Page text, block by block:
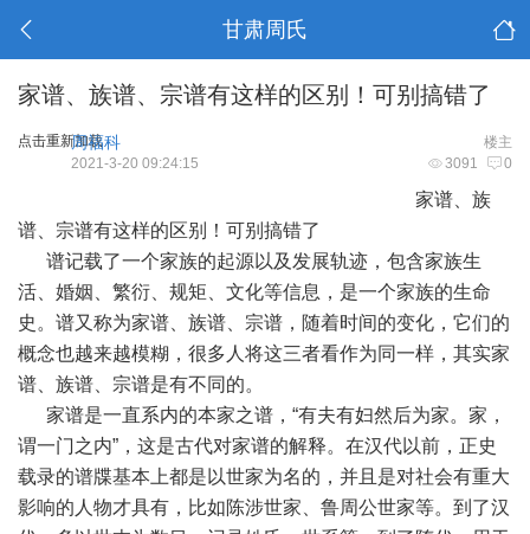
甘肃周氏
家谱、族谱、宗谱有这样的区别！可别搞错了
点击重新加载 楼主
周福科
3091 0
2021-3-20 09:24:15
家谱、族
谱、宗谱有这样的区别！可别搞错了
谱记载了一个家族的起源以及发展轨迹，包含家族生
活、婚姻、繁衍、规矩、文化等信息，是一个家族的生命
史。谱又称为家谱、族谱、宗谱，随着时间的变化，它们的
概念也越来越模糊，很多人将这三者看作为同一样，其实家
谱、族谱、宗谱是有不同的。
家谱是一直系内的本家之谱，“有夫有妇然后为家。家，
谓一门之内”，这是古代对家谱的解释。在汉代以前，正史
载录的谱牒基本上都是以世家为名的，并且是对社会有重大
影响的人物才具有，比如陈涉世家、鲁周公世家等。到了汉